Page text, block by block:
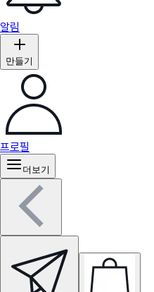
알림
만들기
프로필
더보기